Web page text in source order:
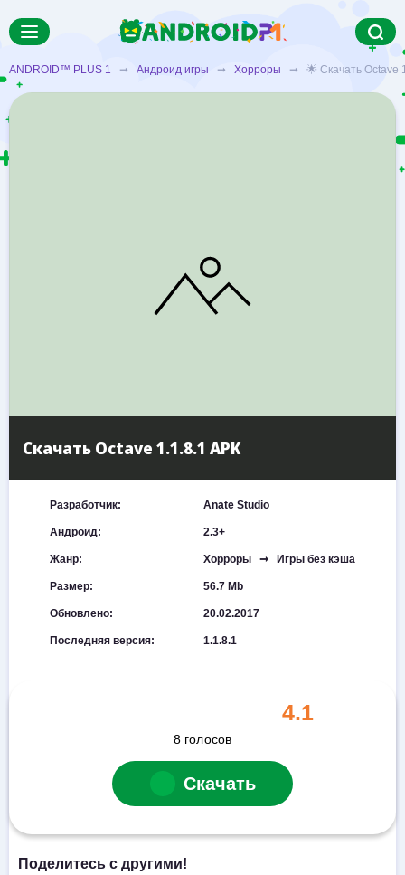
ANDROID™ PLUS 1 ➞ Андроид игры ➞ Хорроры ➞ 🌟 Скачать Octave
Скачать Octave 1.1.8.1 APK
Разработчик: Anate Studio
Андроид: 2.3+
Жанр: Хорроры ➞ Игры без кэша
Размер: 56.7 Mb
Обновлено: 20.02.2017
Последняя версия: 1.1.8.1
4.1
8 голосов
Скачать